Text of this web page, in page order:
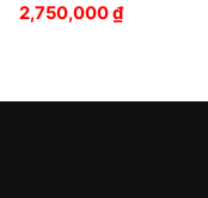
2,750,000₫